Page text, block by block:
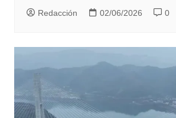
Redacción 02/06/2026 0